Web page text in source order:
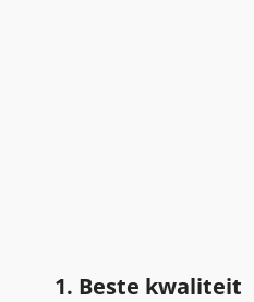
1. Beste kwaliteit